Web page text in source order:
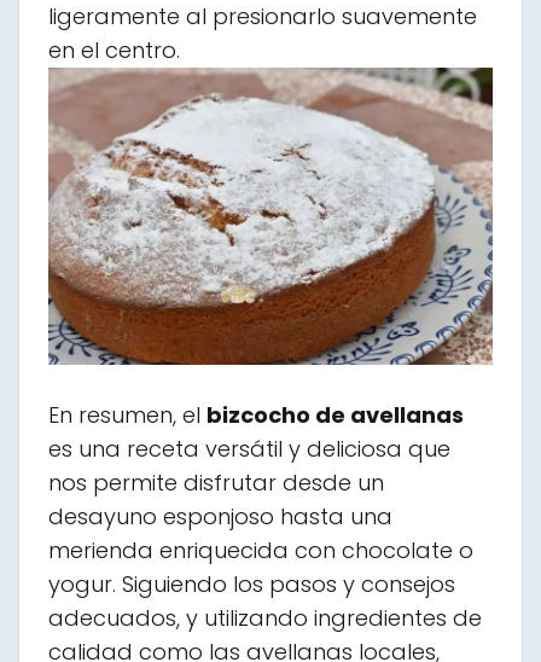
ligeramente al presionarlo suavemente
en el centro.
En resumen, el bizcocho de avellanas
es una receta versátil y deliciosa que
nos permite disfrutar desde un
desayuno esponjoso hasta una
merienda enriquecida con chocolate o
yogur. Siguiendo los pasos y consejos
adecuados, y utilizando ingredientes de
calidad como las avellanas locales,